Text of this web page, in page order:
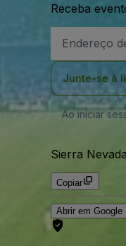
Receba
de
Junte-se à
Ao iniciar
Sierra
Copiar
Abrir em Google